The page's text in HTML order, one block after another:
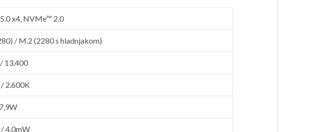
x4, NVMe™ 2.0
/ M.2 (2280 s hladnjakom)
13.400
2.600K
4,0mW